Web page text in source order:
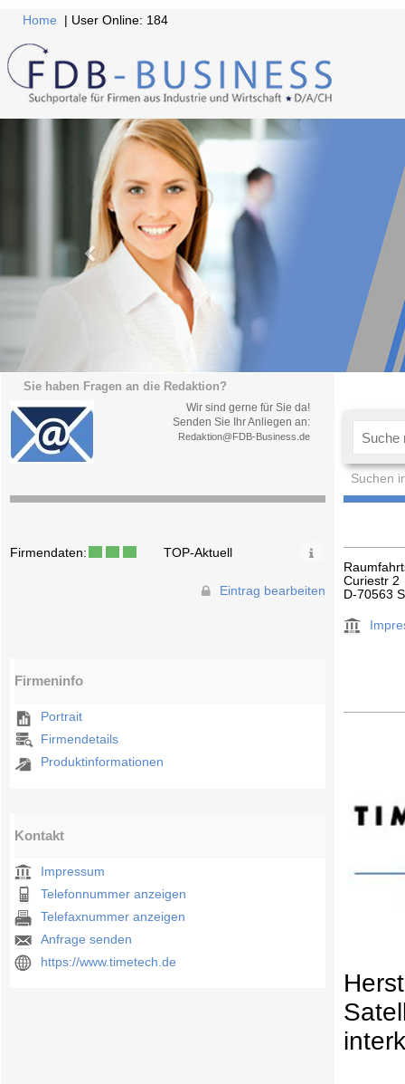
Home | User Online: 184
Sie haben Fragen an die Redaktion?
Wir sind gerne für Sie da!
Senden Sie Ihr Anliegen an:
Redaktion@FDB-Business.de
Suchen
Firmendaten: TOP-Aktuell
Eintrag bearbeiten
Firmeninfo
Portrait
Firmendetails
Produktinformationen
Kontakt
Impressum
Telefonnummer anzeigen
Telefaxnummer anzeigen
Anfrage senden
https://www.timetech.de
Curiestr 2
D-70563